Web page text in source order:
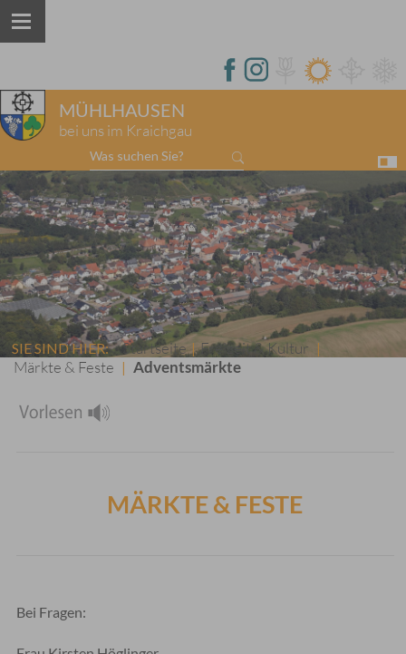
MÜHLHAUSEN
bei uns im Kraichgau
Was suchen Sie?
SIE SIND HIER: Startseite |Freizeit & Kultur |
Märkte & Feste | Adventsmärkte
MÄRKTE & FESTE
Bei Fragen: